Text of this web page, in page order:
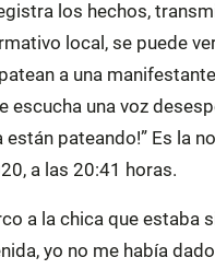
los hechos,
local, se puede
a una
escucha una voz
están pateando!” Es la
a las 20:41 horas.
a la chica que estaba
yo no me había